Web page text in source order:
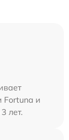
Fortuna и
лет.